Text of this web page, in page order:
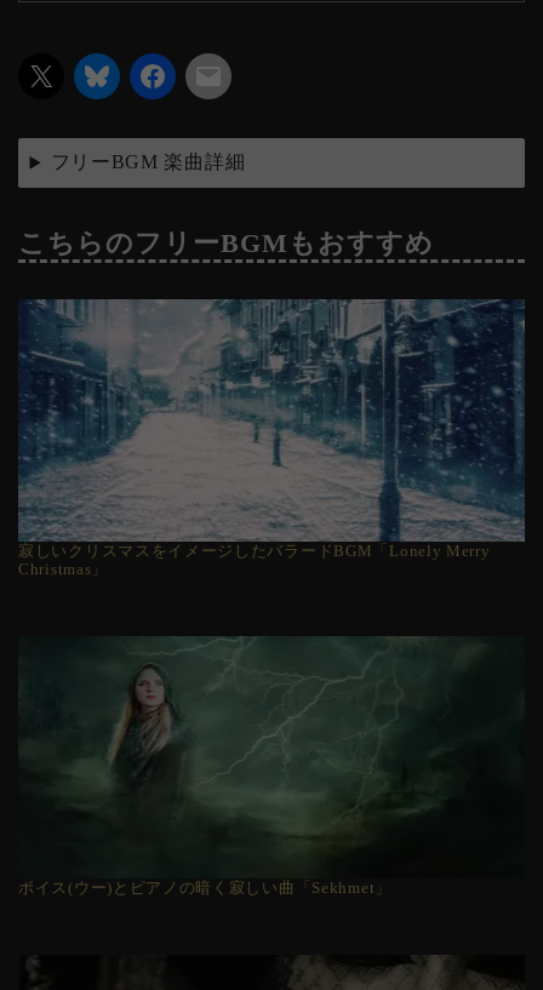
フリーBGM 楽曲詳細
こちらのフリーBGMもおすすめ
寂しいクリスマスをイメージしたバラードBGM「Lonely Merry
Christmas」
ボイス(ウー)とピアノの暗く寂しい曲「Sekhmet」